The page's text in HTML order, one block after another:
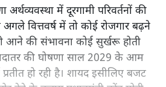
में दूरगामी परिवर्तनों की
वित्तवर्ष में तो कोई रोजगार बढ़ने
आने की संभावना कोई सुर्खरू होती
की घोषणा साल 2029 के आम
हो रही है। शायद इसीलिए बजट